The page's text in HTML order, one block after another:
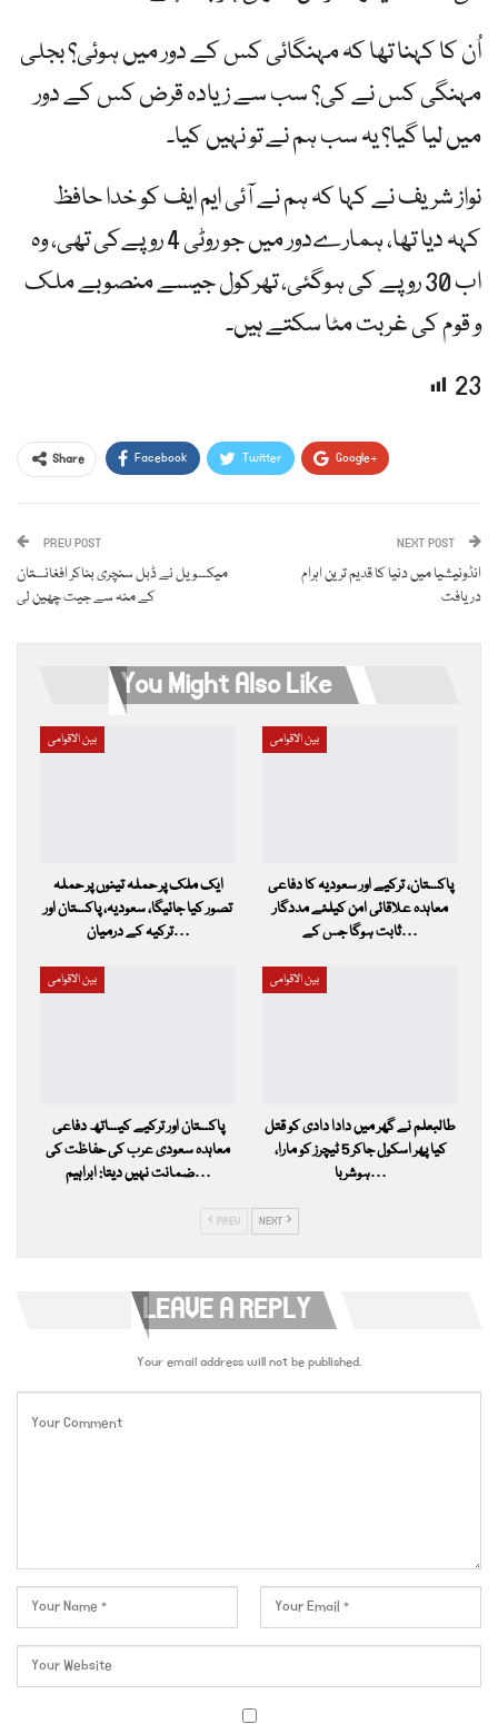
اُن کا کہنا تھا کہ مہنگائی کس کے دور میں ہوئی؟ بجلی
مہنگی کس نے کی؟ سب سے زیادہ قرض کس کے دور
میں لیا گیا؟ یہ سب ہم نے تو نہیں کیا۔
نواز شریف نے کہا کہ ہم نے آئی ایم ایف کو خدا حافظ
کہہ دیا تھا، ہمارےدور میں جو روٹی 4 روپےکی تھی، وہ
اب 30 روپے کی ہوگئی، تھرکول جیسے منصوبے ملک
و قوم کی غربت مٹا سکتے ہیں۔
23
Share Facebook Twitter Google+
Email
PREV POST
میکسویل نے ڈبل سنچری بناکر افغانستان
کے منہ سے جیت چھین لی
NEXT POST
انڈونیشیا میں دنیا کا قدیم ترین اہرام
دریافت
You Might Also Like
بین الاقوامی
ایک ملک پر حملہ تینوں پر حملہ
تصور کیا جائیگا، سعودیہ، پاکستان اور
ترکیہ کے درمیان…
بین الاقوامی
پاکستان، ترکیے اور سعودیہ کا دفاعی
معاہدہ علاقائی امن کیلئے مددگار
ثابت ہوگا جس کے…
بین الاقوامی
پاکستان اور ترکیے کیساتھ دفاعی
معاہدہ سعودی عرب کی حفاظت کی
ضمانت نہیں دیتا: ابراہیم…
بین الاقوامی
طالبعلم نے گھر میں دادا دادی کو قتل
کیا پھر اسکول جاکر 5 ٹیچرز کو مارا،
ہوشربا…
PREV NEXT
LEAVE A REPLY
Your email address will not be published.